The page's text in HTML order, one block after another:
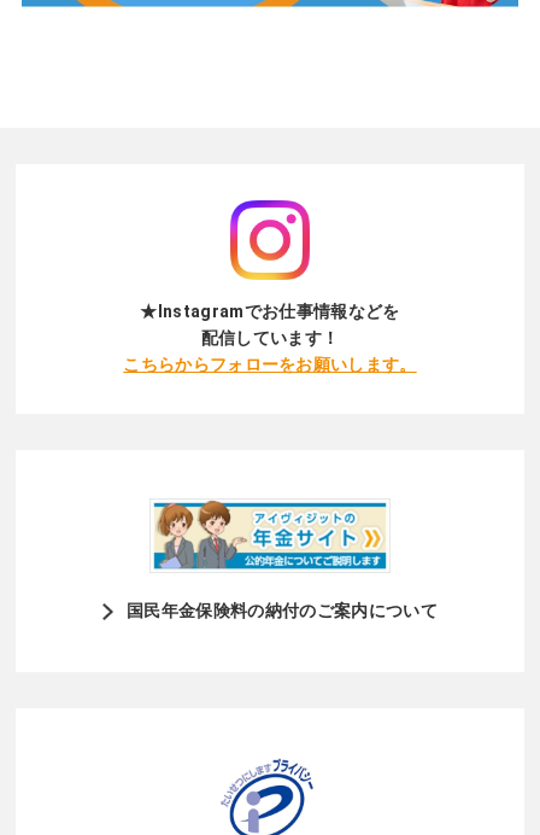
★Instagramでお仕事情報などを
配信しています！
こちらからフォローをお願いします。
国民年金保険料の納付のご案内について